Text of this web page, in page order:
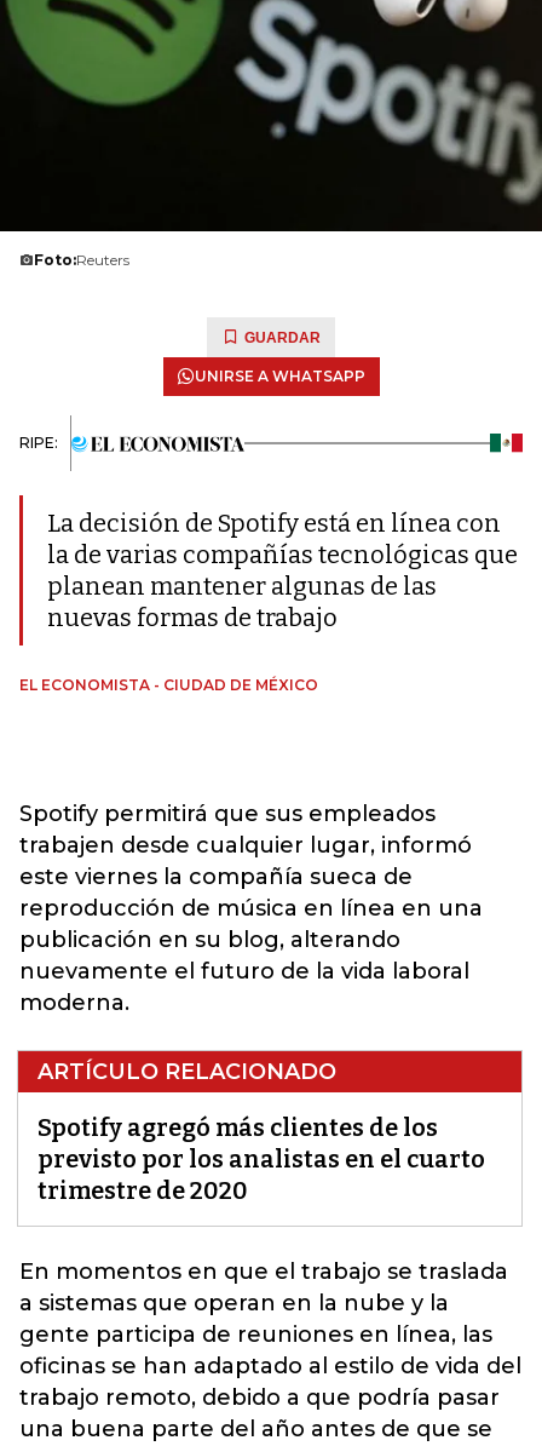
Foto:Reuters
GUARDAR
UNIRSE A WHATSAPP
RIPE:
La decisión de Spotify está en línea con
la de varias compañías tecnológicas que
planean mantener algunas de las
nuevas formas de trabajo
EL ECONOMISTA - CIUDAD DE MÉXICO
Spotify permitirá que sus empleados
trabajen desde cualquier lugar, informó
este viernes la compañía sueca de
reproducción de música en línea en una
publicación en su blog, alterando
nuevamente el futuro de la vida laboral
moderna.
ARTÍCULO RELACIONADO
Spotify agregó más clientes de los
previsto por los analistas en el cuarto
trimestre de 2020
En momentos en que el trabajo se traslada
a sistemas que operan en la nube y la
gente participa de reuniones en línea, las
oficinas se han adaptado al estilo de vida del
trabajo remoto, debido a que podría pasar
una buena parte del año antes de que se